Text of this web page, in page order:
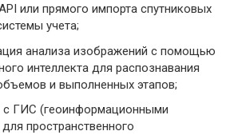
или прямого импорта спутниковых
учета;
анализа изображений с помощью
интеллекта для распознавания
и выполненных этапов;
с ГИС (геоинформационными
пространственного